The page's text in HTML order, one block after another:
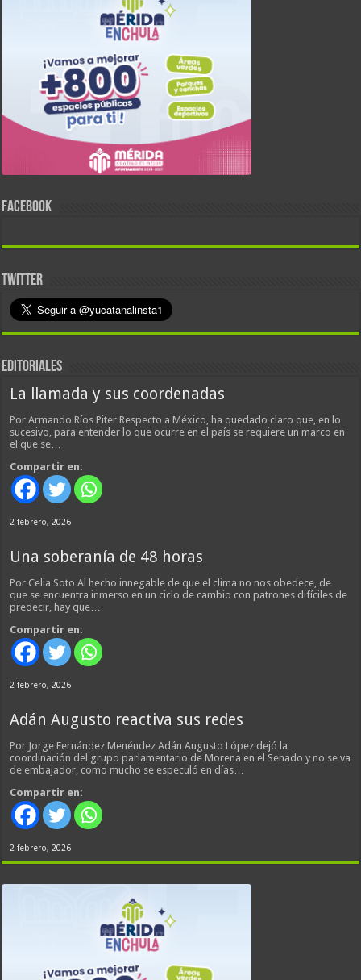
FACEBOOK
TWITTER
EDITORIALES
La llamada y sus coordenadas
Por Armando Ríos Piter Respecto a México, ha quedado claro que, en lo
sucesivo, para entender lo que ocurre en el país se requiere un marco en
el que se…
Compartir en:
2 febrero, 2026
Una soberanía de 48 horas
Por Celia Soto Al hecho innegable de que el clima no nos obedece, de
que se encuentra inmerso en un ciclo de cambio con patrones difíciles de
predecir, hay que…
Compartir en:
2 febrero, 2026
Adán Augusto reactiva sus redes
Por Jorge Fernández Menéndez Adán Augusto López dejó la
coordinación del grupo parlamentario de Morena en el Senado y no se va
de embajador, como mucho se especuló en días…
Compartir en:
2 febrero, 2026